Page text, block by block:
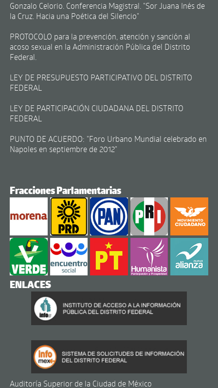
Gonzalo Celorio. Conferencia Magistral. "Sor Juana Inés de
la Cruz. Hacia una Poética del Silencio"
PROTOCOLO para la prevención, atención y sanción al
acoso sexual en la Administración Pública del Distrito
Federal.
LEY DE PRESUPUESTO PARTICIPATIVO DEL DISTRITO
FEDERAL
LEY DE PARTICIPACIÓN CIUDADANA DEL DISTRITO
FEDERAL
PUNTO DE ACUERDO: "Foro Urbano Mundial celebrado en
Napoles en septiembre de 2012"
Fracciones Parlamentarias
ENLACES
Auditoría Superior de la Ciudad de México